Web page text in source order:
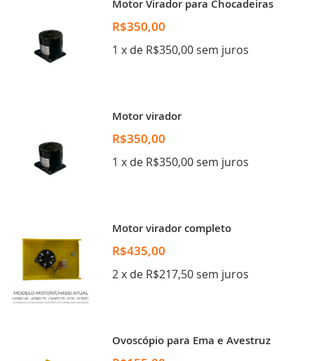
Motor Virador para Chocadeiras
R$350,00
1 x de R$350,00 sem juros
Motor virador
R$350,00
1 x de R$350,00 sem juros
Motor virador completo
R$435,00
2 x de R$217,50 sem juros
Ovoscópio para Ema e Avestruz